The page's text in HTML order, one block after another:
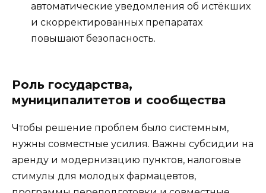
автоматические уведомления об истёкших
и скорректированных препаратах
повышают безопасность.
Роль государства,
муниципалитетов и сообщества
Чтобы решение проблем было системным,
нужны совместные усилия. Важны субсидии на
аренду и модернизацию пунктов, налоговые
стимулы для молодых фармацевтов,